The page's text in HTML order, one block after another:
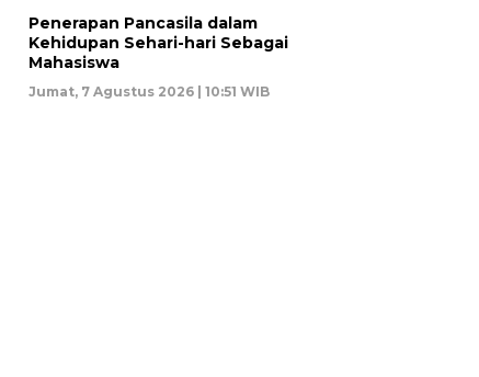
Penerapan Pancasila dalam
Kehidupan Sehari-hari Sebagai
Mahasiswa
Jumat, 7 Agustus 2026 | 10:51 WIB